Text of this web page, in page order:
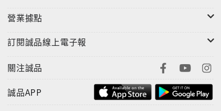
營業據點
訂閱誠品線上電子報
關注誠品
誠品APP